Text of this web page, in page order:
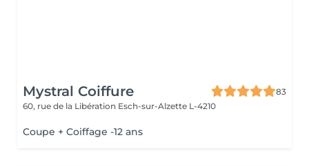
Mystral Coiffure
83
60, rue de la Libération Esch-sur-Alzette L-4210
Coupe + Coiffage -12 ans